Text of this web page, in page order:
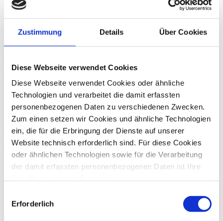
Zustimmung Details Über Cookies
Diese Webseite verwendet Cookies
Diese Webseite verwendet Cookies oder ähnliche
Technologien und verarbeitet die damit erfassten
personenbezogenen Daten zu verschiedenen Zwecken.
Zum einen setzen wir Cookies und ähnliche Technologien
ein, die für die Erbringung der Dienste auf unserer
Website technisch erforderlich sind. Für diese Cookies
oder ähnlichen Technologien sowie für die Verarbeitung
der damit erfassten personenbezogenen Daten ist Ihre
mit Ihrer ausdrücklichen Einwilligung einsetzen und die
Erforderlich
Markus Müller
Diplom-Wirtschaftsinformatiker, Certified Information Systems
Auditor (CISA), Certified Data Privacy Solutions Engineer
Joerg Lammerich
Certified OSSTMM 3.0 Professional Security Tester
Zum Profil von Joerg Lammerich
IT-Sicherheit Cyber Security SOCaaS